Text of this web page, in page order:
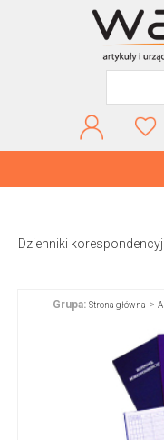
Dzienniki
Grupa: Strona główna >